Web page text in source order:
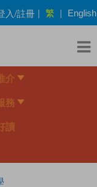
入/註冊 | 繁 | English
介
務
讀